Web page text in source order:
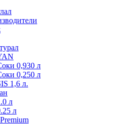
0,930 л
0,250 л
1,6 л.
л
л